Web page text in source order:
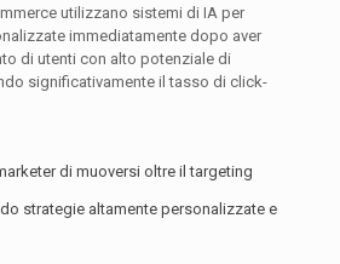
utilizzano sistemi di IA per
immediatamente dopo aver
di utenti con alto potenziale di
significativamente il tasso di click-
di muoversi oltre il targeting
strategie altamente personalizzate e